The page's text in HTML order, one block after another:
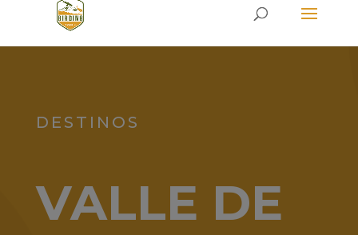
DESTINOS
VALLE DE